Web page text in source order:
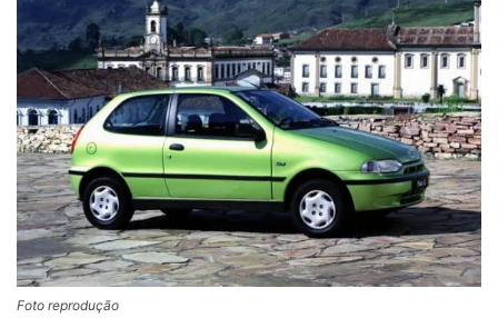
Foto reprodução